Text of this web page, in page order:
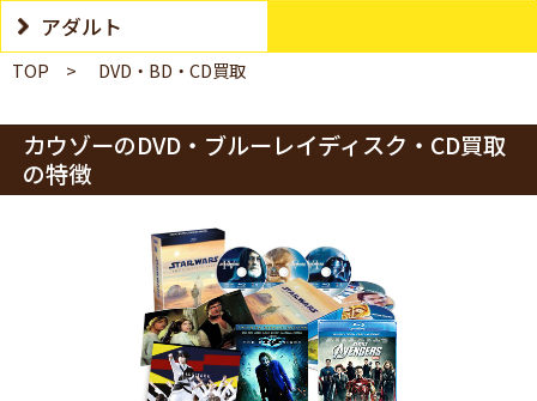
アダルト
TOP DVD・BD・CD買取
カウゾーのDVD・ブルーレイディスク・CD買取
の特徴